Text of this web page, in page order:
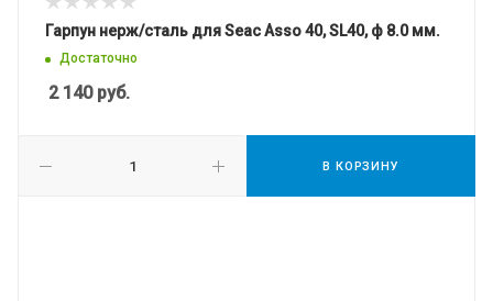
Гарпун нерж/сталь для Seac Asso 40, SL40, ф 8.0 мм.
Достаточно
2 140руб.
В КОРЗИНУ